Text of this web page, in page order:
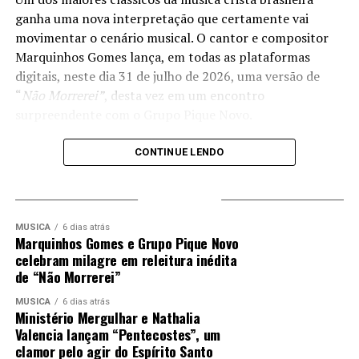
intensidade à interpretação da faixa.
PUBLICIDADE
ganha uma nova interpretação que certamente vai
movimentar o cenário musical. O cantor e compositor
Marquinhos Gomes lança, em todas as plataformas
digitais, neste dia 31 de julho de 2026, uma versão de
“ Não Morrerei”, desta vez em um encontro
Mais do que uma colaboração entre dois grandes nomes
da música brasileira, o lançamento carrega uma história
milagre vivido pelo cantor Liomar, vocalista do Grupo
Pique Novo. Ele estava em seu escritório quando recebeu
uma ligação de Liomar, com quem mantém amizade há
muitos anos. Durante uma chamada de vídeo, o cantor
compartilhou que passaria por uma delicada cirurgia na
garganta e nas cordas vocais. Bastante apreensivo com a
possibilidade de perder a voz ou ficar com sequelas, ele
CONTINUE LENDO
MÚSICA 6 dias atrás
Marquinhos Gomes e Grupo Pique Novo
celebram milagre em releitura inédita
de “Não Morrerei”
MÚSICA 6 dias atrás
Ministério Mergulhar e Nathalia
Valencia lançam “Pentecostes”, um
clamor pelo agir do Espírito Santo